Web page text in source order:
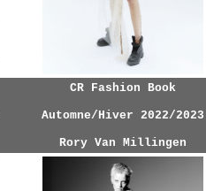
CR Fashion Book
Automne/Hiver 2022/2023
Rory Van Millingen